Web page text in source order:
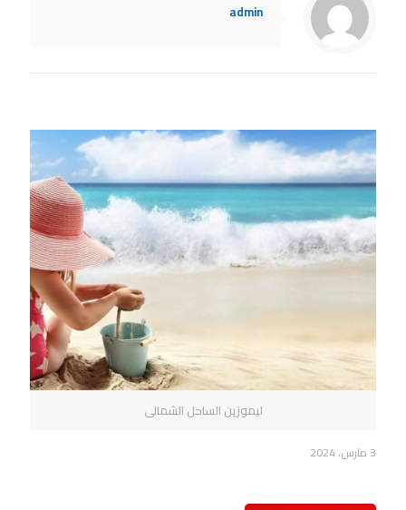
admin
ليموزين الساحل الشمالى
3 مارس، 2024